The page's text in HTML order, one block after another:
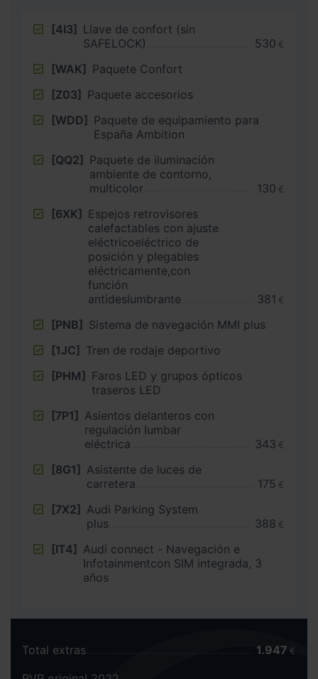
[4I3] Llave de confort (sin
SAFELOCK)
530 €
[WAK] Paquete Confort
[Z03] Paquete accesorios
[WDD] Paquete de equipamiento para
España Ambition
[QQ2] Paquete de iluminación
ambiente de contorno,
multicolor
130 €
[6XK] Espejos retrovisores
calefactables con ajuste
eléctricoeléctrico de
posición y plegables
eléctricamente,con
función
antideslumbrante
381 €
[PNB] Sistema de navegación MMI plus
[1JC] Tren de rodaje deportivo
[PHM] Faros LED y grupos ópticos
traseros LED
[7P1] Asientos delanteros con
regulación lumbar
eléctrica
343 €
[8G1] Asistente de luces de
carretera
175 €
[7X2] Audi Parking System
plus
388 €
[IT4] Audi connect - Navegación e
Infotainmentcon SIM integrada, 3
años
Total extras 1.947 €